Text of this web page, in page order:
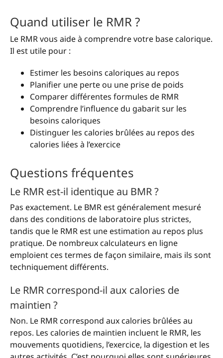
Quand utiliser le RMR ?
Le RMR vous aide à comprendre votre base calorique.
Il est utile pour :
Estimer les besoins caloriques au repos
Planifier une perte ou une prise de poids
Comparer différentes formules de RMR
Comprendre l’influence du gabarit sur les
besoins caloriques
Distinguer les calories brûlées au repos des
calories liées à l’exercice
Questions fréquentes
Le RMR est-il identique au BMR ?
Pas exactement. Le BMR est généralement mesuré
dans des conditions de laboratoire plus strictes,
tandis que le RMR est une estimation au repos plus
pratique. De nombreux calculateurs en ligne
emploient ces termes de façon similaire, mais ils sont
techniquement différents.
Le RMR correspond-il aux calories de
maintien ?
Non. Le RMR correspond aux calories brûlées au
repos. Les calories de maintien incluent le RMR, les
mouvements quotidiens, l’exercice, la digestion et les